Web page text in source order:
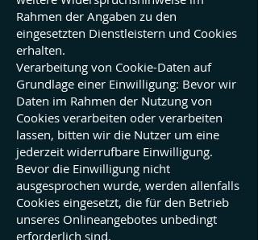
Rahmen der Angaben zu den
eingesetzten Dienstleistern und Cookies
erhalten.
Verarbeitung von Cookie-Daten auf
Grundlage einer Einwilligung: Bevor wir
Daten im Rahmen der Nutzung von
Cookies verarbeiten oder verarbeiten
lassen, bitten wir die Nutzer um eine
jederzeit widerrufbare Einwilligung.
Bevor die Einwilligung nicht
ausgesprochen wurde, werden allenfalls
Cookies eingesetzt, die für den Betrieb
unseres Onlineangebotes unbedingt
erforderlich sind.